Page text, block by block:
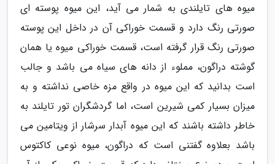
میوه های تایلندی به شمار می آید، این میوه پوسته ای
صورتی رنگ دارد و قسمت خوراکی آن در داخل این پوسته
صورتی رنگ قرار گرفته است، قسمت خوراکی میوه یا همان
گوشته دراگون، مملوء از دانه های سیاه می باشد و جالب
است بدانید که این میوه در واقع مزه خاصی نداشته و به
میزان بسیار کمی شیرین است، اما گردشگران تور تایلند به
خاطر داشته باشند که این میوه آبدار سرشار از ویتامین می
باشد بعلاوه گفتنی است که دراگون، میوه نوعی کاکتوس